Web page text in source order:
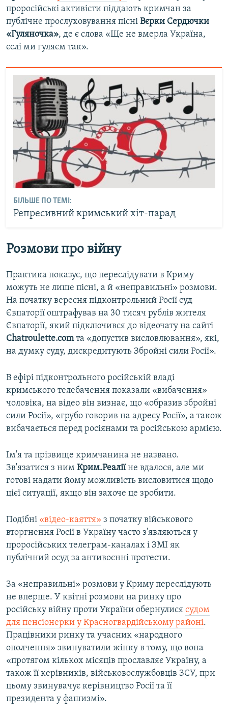
проросійські активісти піддають кримчан за
публічне прослуховування пісні Вєрки Сердючки
«Гуляночка», де є слова «Ще не вмерла Україна,
єслі ми гуляєм так».
БІЛЬШЕ ПО ТЕМІ:
Репресивний кримський хіт-парад
Розмови про війну
Практика показує, що переслідувати в Криму
можуть не лише пісні, а й «неправильні» розмови.
На початку вересня підконтрольний Росії суд
Євпаторії оштрафував на 30 тисяч рублів жителя
Євпаторії, який підключився до відеочату на сайті
Chatroulette.comта «допустив висловлювання», які,
на думку суду, дискредитують Збройні сили Росії».
В ефірі підконтрольного російській владі
кримського телебачення показали «вибачення»
чоловіка, на відео він визнає, що «образив збройні
сили Росії», «грубо говорив на адресу Росії», а також
вибачається перед росіянами та російською армією.
Ім'я та прізвище кримчанина не названо.
Зв'язатися з ним Крим.Реаліїне вдалося, але ми
готові надати йому можливість висловитися щодо
цієї ситуації, якщо він захоче це зробити.
Подібні «відео-каяття» з початку військового
вторгнення Росії в Україну часто з'являються у
проросійських телеграм-каналах і ЗМІ як
публічний осуд за антивоєнні протести.
За «неправильні» розмови у Криму переслідують
не вперше. У квітні розмови на ринку про
російську війну проти України обернулися судом
для пенсіонерки у Красногвардійському районі.
Працівники ринку та учасник «народного
ополчення» звинуватили жінку в тому, що вона
«протягом кількох місяців прославляє Україну, а
також її керівників, військовослужбовців ЗСУ, при
цьому звинувачує керівництво Росії та її
президента у фашизмі».